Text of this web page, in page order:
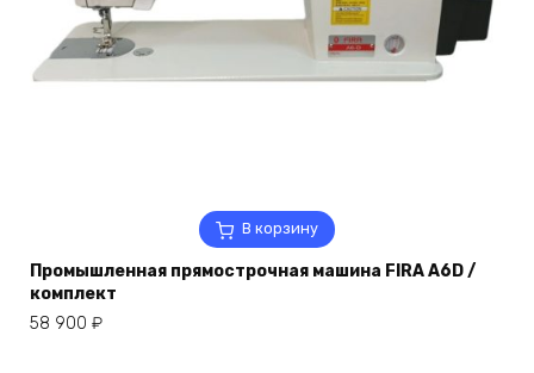
В корзину
Промышленная прямострочная машина FIRA A6D /
комплект
58 900 ₽